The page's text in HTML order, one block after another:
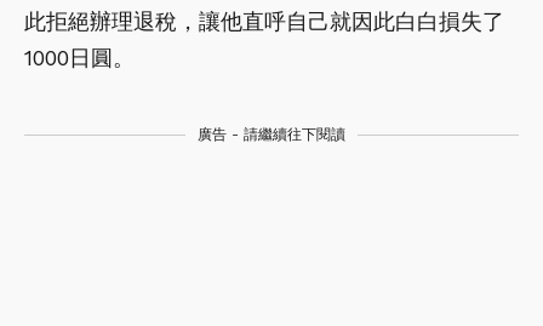
此拒絕辦理退稅，讓他直呼自己就因此白白損失了
1000日圓。
廣告 - 請繼續往下閱讀